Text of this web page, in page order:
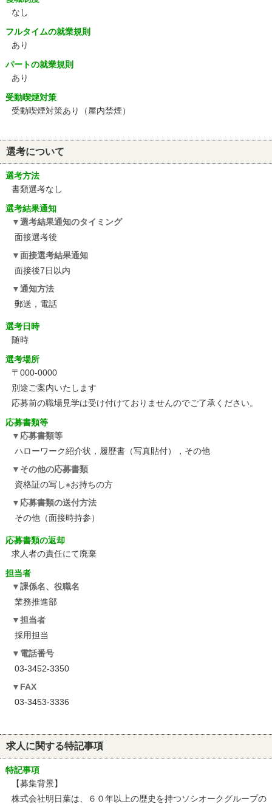
なし
フルタイムの就業規則
あり
パートの就業規則
あり
受動喫煙対策
受動喫煙対策あり（屋内禁煙）
選考について
選考方法
書類選考なし
選考結果通知
選考結果通知のタイミング
面接選考後
面接選考結果通知
面接後7日以内
通知方法
郵送，電話
選考日時
随時
選考場所
〒000-0000
別途ご案内いたします
応募前の職場見学は受け付けておりませんのでご了承ください。
応募書類等
応募書類等
ハローワーク紹介状，履歴書（写真貼付），その他
その他の応募書類
資格証の写し※お持ちの方
応募書類の送付方法
その他（面接時持参）
応募書類の返却
求人者の責任にて廃棄
担当者
課係名、役職名
業務推進部
担当者
採用担当
電話番号
03-3452-3350
FAX
03-3453-3336
求人に関する特記事項
特記事項
【募集背景】
株式会社明日葉は、６０年以上の歴史を持つソシオークグループの